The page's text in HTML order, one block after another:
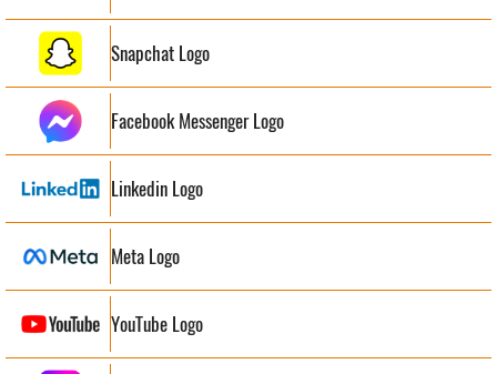
Snapchat Logo
Facebook Messenger Logo
Linkedin Logo
Meta Logo
YouTube Logo